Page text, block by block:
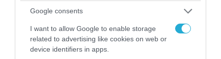
Google consents
I want to allow Google to enable storage
related to advertising like cookies on web or
device identifiers in apps.
Αυτή την ώρα το τελευταίο «αντίο» στον πρώην